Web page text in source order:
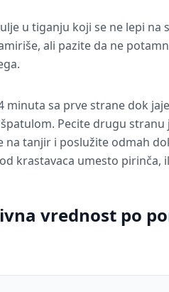
u tiganju koji se ne lepi
ali pazite da ne
minuta sa prve strane dok
Pecite drugu
na tanjir i poslužite odmah
krastavaca umesto
vrednost po